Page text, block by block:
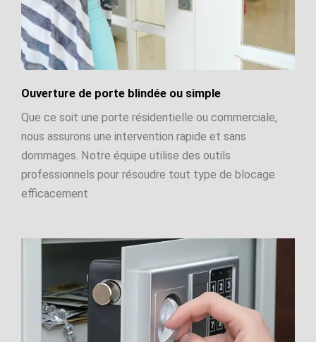
Ouverture de porte blindée ou simple
Que ce soit une porte résidentielle ou commerciale,
nous assurons une intervention rapide et sans
dommages. Notre équipe utilise des outils
professionnels pour résoudre tout type de blocage
efficacement